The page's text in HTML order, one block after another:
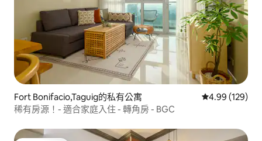
Fort Bonifacio,Taguig的私有公寓 從 129 則評價
4.99 (129)
稀有房源！- 適合家庭入住 - 轉角房 - BGC